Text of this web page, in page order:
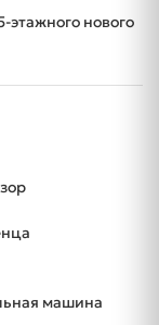
этажного нового
машина